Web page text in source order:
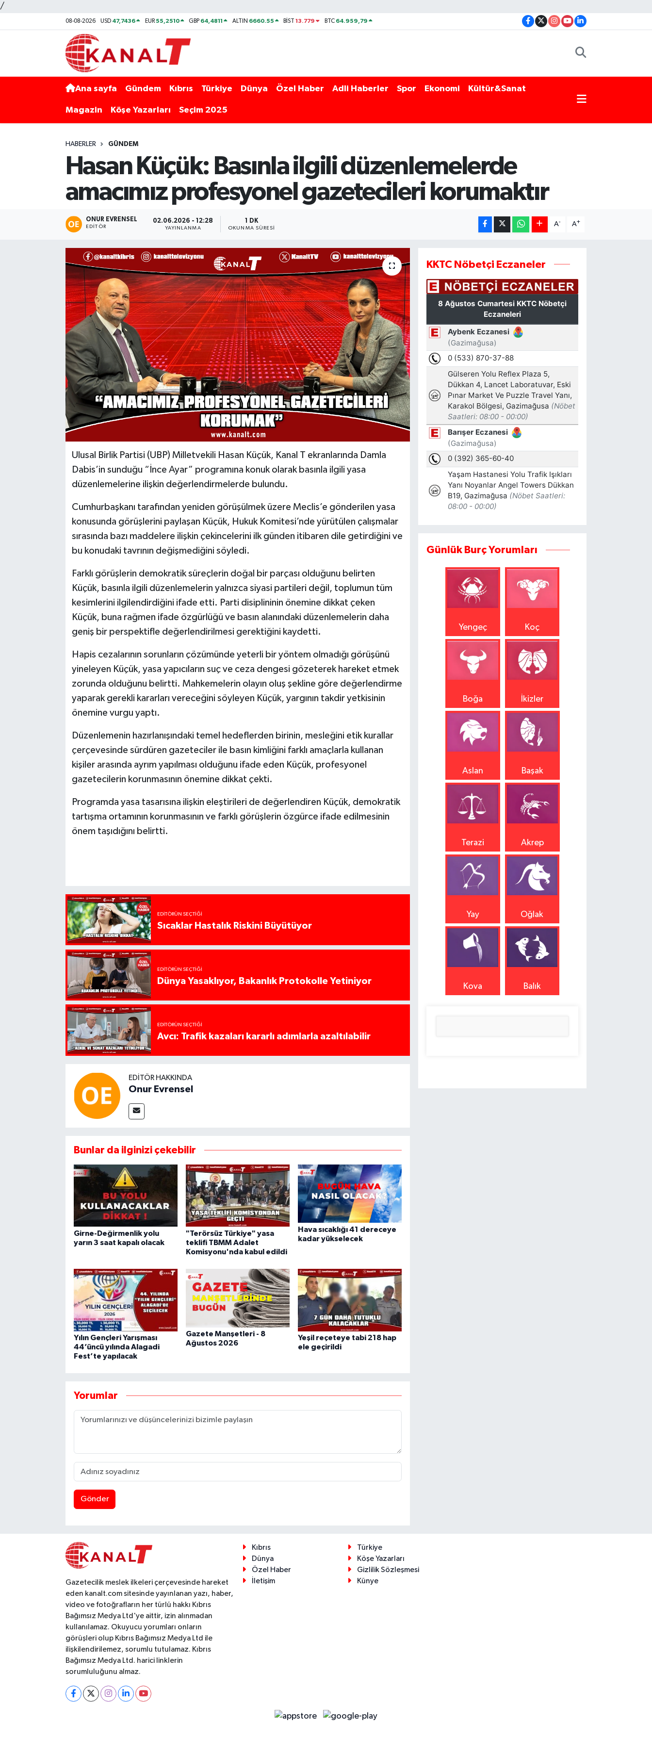
/
08-08-2026 USD 47,7436 EUR55,2510 GBP 64,4811 ALTIN 6660.55 BİST13.779 BTC 64.959,79
Ana sayfa Gündem Kıbrıs Türkiye Dünya Özel Haber Adli Haberler Spor Ekonomi Kültür&Sanat
Magazin Köşe Yazarları Seçim 2025
HABERLER GÜNDEM
Hasan Küçük: Basınla ilgili düzenlemelerde
amacımız profesyonel gazetecileri korumaktır
ONUR EVRENSEL
EDITÖR
02.06.2026 - 12:28
YAYINLANMA
1 DK
OKUNMA SÜRESI
A- A+
Ulusal Birlik Partisi (UBP) Milletvekili Hasan Küçük, Kanal T ekranlarında Damla
Dabis’in sunduğu “İnce Ayar” programına konuk olarak basınla ilgili yasa
düzenlemelerine ilişkin değerlendirmelerde bulundu.
Cumhurbaşkanı tarafından yeniden görüşülmek üzere Meclis’e gönderilen yasa
konusunda görüşlerini paylaşan Küçük, Hukuk Komitesi’nde yürütülen çalışmalar
sırasında bazı maddelere ilişkin çekincelerini ilk günden itibaren dile getirdiğini ve
bu konudaki tavrının değişmediğini söyledi.
Farklı görüşlerin demokratik süreçlerin doğal bir parçası olduğunu belirten
Küçük, basınla ilgili düzenlemelerin yalnızca siyasi partileri değil, toplumun tüm
kesimlerini ilgilendirdiğini ifade etti. Parti disiplininin önemine dikkat çeken
Küçük, buna rağmen ifade özgürlüğü ve basın alanındaki düzenlemelerin daha
geniş bir perspektifle değerlendirilmesi gerektiğini kaydetti.
Hapis cezalarının sorunların çözümünde yeterli bir yöntem olmadığı görüşünü
yineleyen Küçük, yasa yapıcıların suç ve ceza dengesi gözeterek hareket etmek
zorunda olduğunu belirtti. Mahkemelerin olayın oluş şekline göre değerlendirme
yaparak gerekli kararları vereceğini söyleyen Küçük, yargının takdir yetkisinin
önemine vurgu yaptı.
Düzenlemenin hazırlanışındaki temel hedeflerden birinin, mesleğini etik kurallar
çerçevesinde sürdüren gazeteciler ile basın kimliğini farklı amaçlarla kullanan
kişiler arasında ayrım yapılması olduğunu ifade eden Küçük, profesyonel
gazetecilerin korunmasının önemine dikkat çekti.
Programda yasa tasarısına ilişkin eleştirileri de değerlendiren Küçük, demokratik
tartışma ortamının korunmasının ve farklı görüşlerin özgürce ifade edilmesinin
önem taşıdığını belirtti.
EDITÖRÜN SEÇTIĞI
Sıcaklar Hastalık Riskini Büyütüyor
EDITÖRÜN SEÇTIĞI
Dünya Yasaklıyor, Bakanlık Protokolle Yetiniyor
EDITÖRÜN SEÇTIĞI
Avcı: Trafik kazaları kararlı adımlarla azaltılabilir
EDITÖR HAKKINDA
Onur Evrensel
Bunlar da ilginizi çekebilir
Girne-Değirmenlik yolu
yarın 3 saat kapalı olacak
"Terörsüz Türkiye" yasa
teklifi TBMM Adalet
Komisyonu'nda kabul edildi
Hava sıcaklığı 41 dereceye
kadar yükselecek
Yılın Gençleri Yarışması
44’üncü yılında Alagadi
Fest’te yapılacak
Gazete Manşetleri - 8
Ağustos 2026
Yeşil reçeteye tabi 218 hap
ele geçirildi
Yorumlar
Gönder
KKTC Nöbetçi Eczaneler
Günlük Burç Yorumları
Yengeç Koç
Boğa İkizler
Aslan Başak
Terazi Akrep
Yay Oğlak
Kova Balık
Gazetecilik meslek ilkeleri çerçevesinde hareket
eden kanalt.com sitesinde yayınlanan yazı, haber,
video ve fotoğrafların her türlü hakkı Kıbrıs
Bağımsız Medya Ltd'ye aittir, izin alınmadan
kullanılamaz. Okuyucu yorumları onların
görüşleri olup Kıbrıs Bağımsız Medya Ltd ile
ilişkilendirilemez, sorumlu tutulamaz. Kıbrıs
Bağımsız Medya Ltd. harici linklerin
sorumluluğunu almaz.
Kıbrıs
Türkiye
Dünya
Köşe Yazarları
Özel Haber
Gizlilik Sözleşmesi
İletişim
Künye